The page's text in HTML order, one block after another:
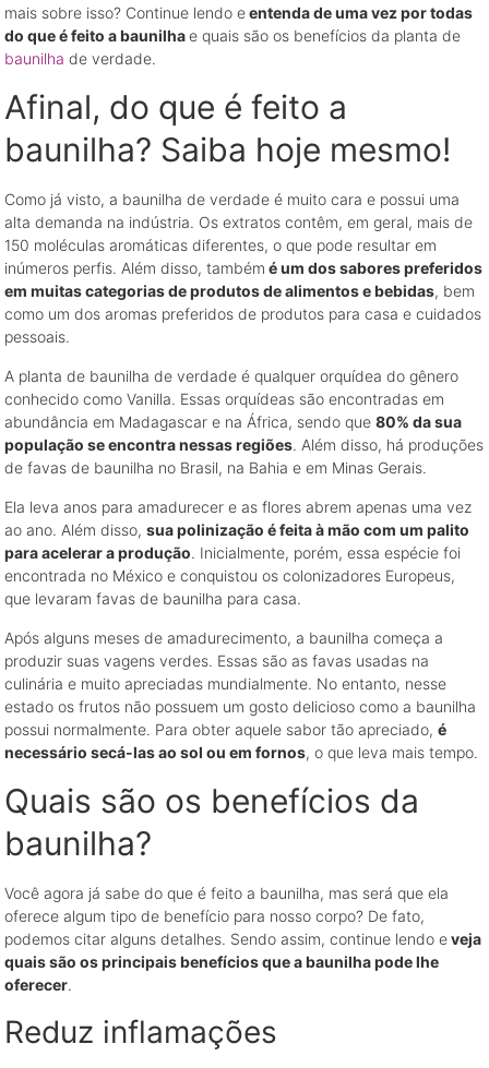
mais sobre isso? Continue lendo eentenda de uma vez por todas
do que é feito a baunilhae quais são os benefícios da planta de
baunilha de verdade.
Afinal, do que é feito a
baunilha? Saiba hoje mesmo!
Como já visto, a baunilha de verdade é muito cara e possui uma
alta demanda na indústria. Os extratos contêm, em geral, mais de
150 moléculas aromáticas diferentes, o que pode resultar em
inúmeros perfis. Além disso, também é um dos sabores preferidos
em muitas categorias de produtos de alimentos e bebidas, bem
como um dos aromas preferidos de produtos para casa e cuidados
pessoais.
A planta de baunilha de verdade é qualquer orquídea do gênero
conhecido como Vanilla. Essas orquídeas são encontradas em
abundância em Madagascar e na África, sendo que80% da sua
população se encontra nessas regiões. Além disso, há produções
de favas de baunilha no Brasil, na Bahia e em Minas Gerais.
Ela leva anos para amadurecer e as flores abrem apenas uma vez
ao ano. Além disso,sua polinização é feita à mão com um palito
para acelerar a produção. Inicialmente, porém, essa espécie foi
encontrada no México e conquistou os colonizadores Europeus,
que levaram favas de baunilha para casa.
Após alguns meses de amadurecimento, a baunilha começa a
produzir suas vagens verdes. Essas são as favas usadas na
culinária e muito apreciadas mundialmente. No entanto, nesse
estado os frutos não possuem um gosto delicioso como a baunilha
possui normalmente. Para obter aquele sabor tão apreciado,é
necessário secá-las ao sol ou em fornos, o que leva mais tempo.
Quais são os benefícios da
baunilha?
Você agora já sabe do que é feito a baunilha, mas será que ela
oferece algum tipo de benefício para nosso corpo? De fato,
podemos citar alguns detalhes. Sendo assim, continue lendo eveja
quais são os principais benefícios que a baunilha pode lhe
oferecer.
Reduz inflamações